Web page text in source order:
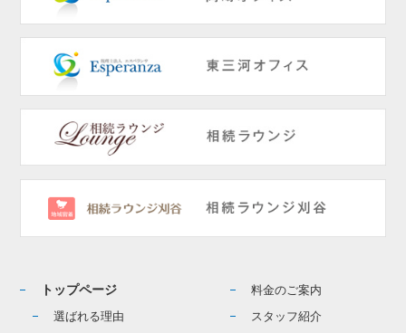
トップページ
選ばれる理由
料金のご案内
スタッフ紹介